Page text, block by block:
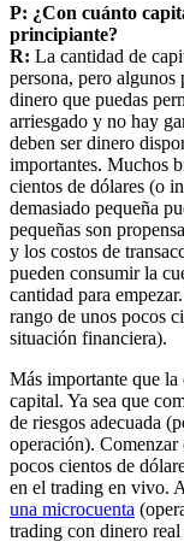
P: ¿Con cuánto
principiante?
R: La cantidad de
persona, pero
dinero que puedas
arriesgado y no hay
deben ser dinero
importantes. Muchos
cientos de dólares (o
demasiado pequeña
pequeñas son
y los costos de
pueden consumir la
cantidad para
rango de unos pocos
situación financiera).
Más importante que la
capital. Ya sea que
de riesgos adecuada
operación).
pocos cientos de
en el trading en vivo.
una microcuenta
trading con dinero